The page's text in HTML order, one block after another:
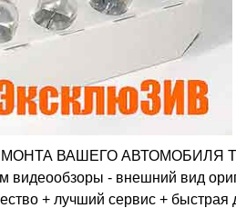
ВАШЕГО АВТОМОБИЛЯ
- внешний вид
+ лучший сервис + быстрая